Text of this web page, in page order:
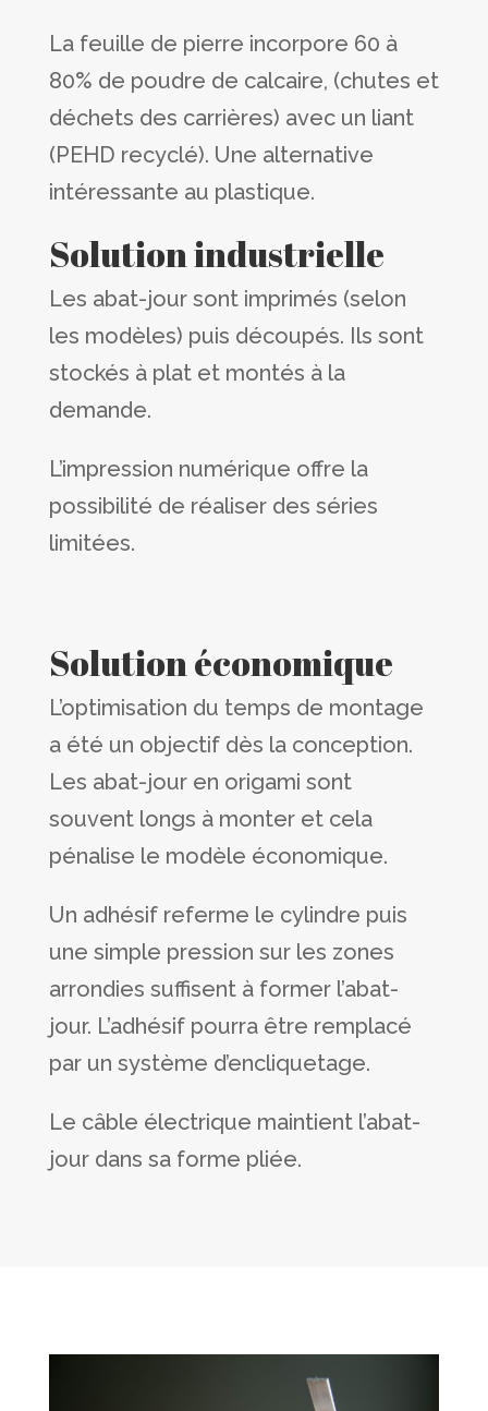
La feuille de pierre incorpore 60 à
80% de poudre de calcaire, (chutes et
déchets des carrières) avec un liant
(PEHD recyclé). Une alternative
intéressante au plastique.
Solution industrielle
Les abat-jour sont imprimés (selon
les modèles) puis découpés. Ils sont
stockés à plat et montés à la
demande.
L’impression numérique offre la
possibilité de réaliser des séries
limitées.
Solution économique
L’optimisation du temps de montage
a été un objectif dès la conception.
Les abat-jour en origami sont
souvent longs à monter et cela
pénalise le modèle économique.
Un adhésif referme le cylindre puis
une simple pression sur les zones
arrondies suffisent à former l’abat-
jour. L’adhésif pourra être remplacé
par un système d’encliquetage.
Le câble électrique maintient l’abat-
jour dans sa forme pliée.